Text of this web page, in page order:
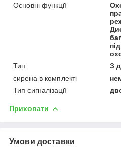
Основні функції
Тип
З
сирена в комплекті
Тип сигналізації
Приховати
Умови доставки